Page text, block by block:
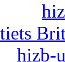
hizb-